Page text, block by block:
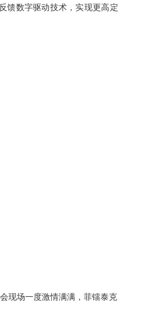
馈数字驱动技术，实现更高定
现场一度激情满满，菲镭泰克